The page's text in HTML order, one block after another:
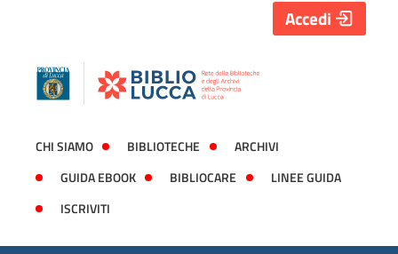
CHI SIAMO BIBLIOTECHE
ARCHIVI
GUIDA EBOOK
BIBLIOCARE
LINEE GUIDA
ISCRIVITI
Accedi